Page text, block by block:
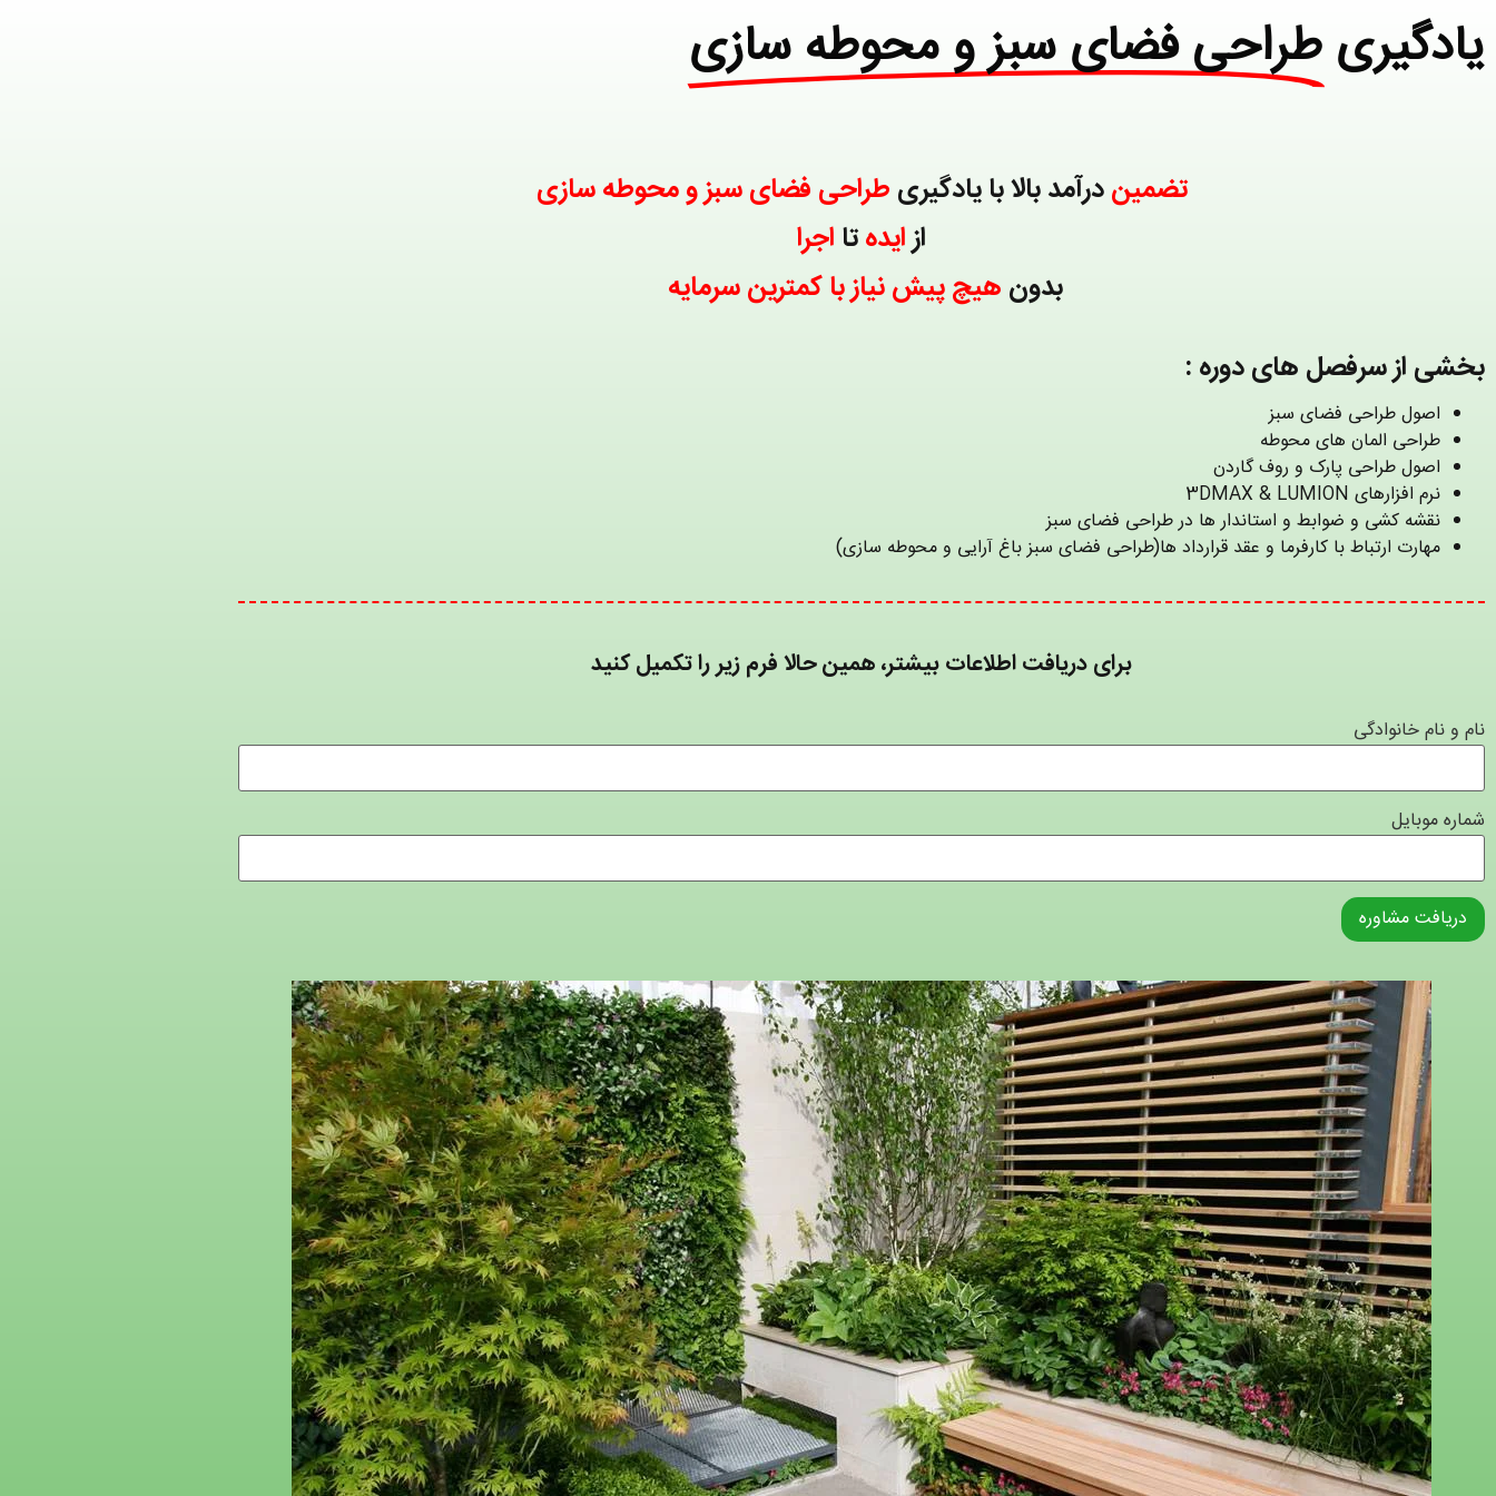
یادگیریطراحی فضای سبز و محوطه سازی
تضمیندرآمد بالا با یادگیری طراحی فضای سبز و محوطه سازی
ازایدهتا اجرا
بدون هیچ پیش نیازبا کمترین سرمایه
بخشی از سرفصل های دوره :
اصول طراحی فضای سبز
طراحی المان های محوطه
اصول طراحی پارک و روف گاردن
نرم افزارهای 3DMAX & LUMION
نقشه کشی و ضوابط و استاندار ها در طراحی فضای سبز
مهارت ارتباط با کارفرما و عقد قرارداد ها(طراحی فضای سبز باغ آرایی و محوطه سازی)
برای دریافت اطلاعات بیشتر، همین حالا فرم زیر را تکمیل کنید
نام و نام خانوادگی
شماره موبایل